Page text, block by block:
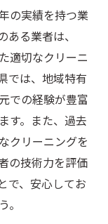
の実績を持つ業
る業者は、
適切なクリーニ
では、地域特有
での経験が豊富
す。また、過去
クリーニングを
の技術力を評価
で、安心してお